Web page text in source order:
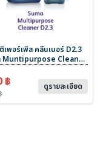
เพอร์เพิส คลีนเนอร์ D2.3
Muntipurpose Cleaner
องครัว รวมถึงพื้นผิวแข็ง
านอาหาร ขนาด 2 x 1.4 L
฿ ดูรายละเอียด